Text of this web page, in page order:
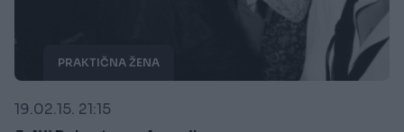
PRAKTIČNA ŽENA
19.02.15. 21:15